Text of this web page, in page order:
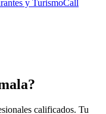
y TurismoCall
?
calificados. Tu